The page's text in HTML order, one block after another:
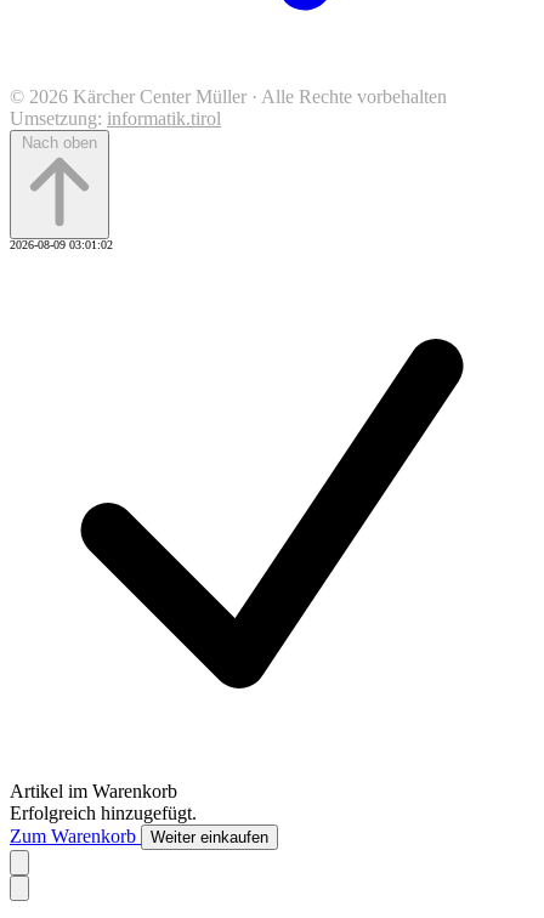
© 2026 Kärcher Center Müller · Alle Rechte vorbehalten
Umsetzung: informatik.tirol
Nach oben
2026-08-09 03:01:02
Artikel im Warenkorb
Erfolgreich hinzugefügt.
Zum Warenkorb
Weiter einkaufen